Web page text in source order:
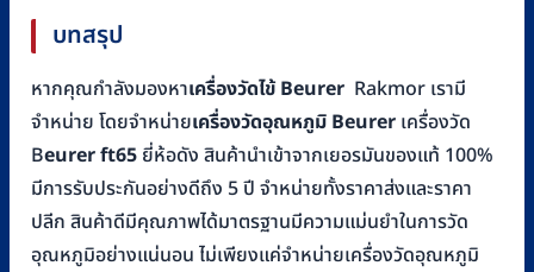
บทสรุป
หากคุณกำลังมองหาเครื่องวัดไข้ Beurer Rakmor เรามี
จำหน่าย โดยจำหน่ายเครื่องวัดอุณหภูมิ Beurer เครื่องวัด
Beurer ft65 ยี่ห้อดัง สินค้านำเข้าจากเยอรมันของแท้ 100%
มีการรับประกันอย่างดีถึง 5 ปี จำหน่ายทั้งราคาส่งและราคา
ปลีก สินค้าดีมีคุณภาพได้มาตรฐานมีความแม่นยำในการวัด
อุณหภูมิอย่างแน่นอน ไม่เพียงแค่จำหน่ายเครื่องวัดอุณหภูมิ